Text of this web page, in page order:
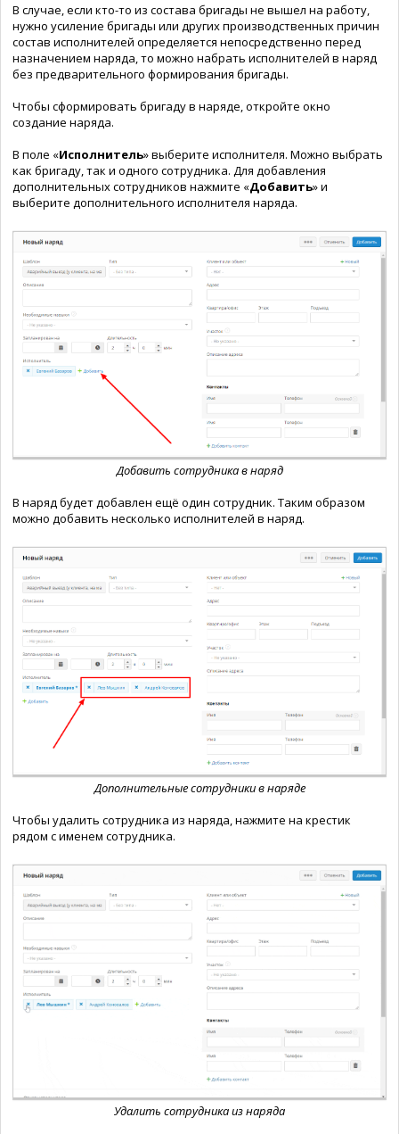
В случае, если кто-то из состава бригады не вышел на работу,
нужно усиление бригады или других производственных причин
состав исполнителей определяется непосредственно перед
назначением наряда, то можно набрать исполнителей в наряд
без предварительного формирования бригады.
Чтобы сформировать бригаду в наряде, откройте окно
создание наряда.
В поле «Исполнитель» выберите исполнителя. Можно выбрать
как бригаду, так и одного сотрудника. Для добавления
дополнительных сотрудников нажмите «Добавить» и
выберите дополнительного исполнителя наряда.
Добавить сотрудника в наряд
В наряд будет добавлен ещё один сотрудник. Таким образом
можно добавить несколько исполнителей в наряд.
Дополнительные сотрудники в наряде
Чтобы удалить сотрудника из наряда, нажмите на крестик
рядом с именем сотрудника.
Удалить сотрудника из наряда